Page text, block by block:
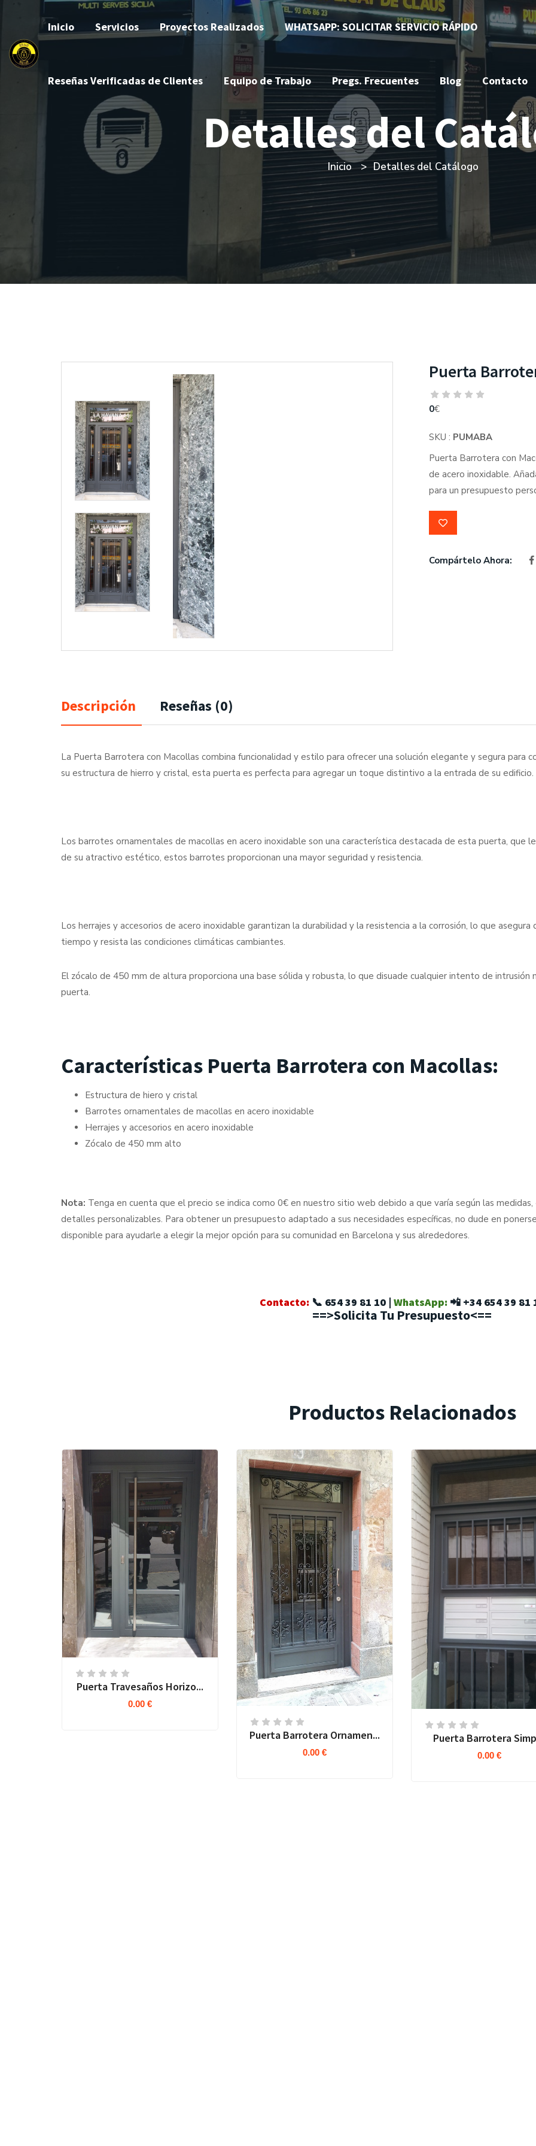
Inicio Servicios Proyectos Realizados WHATSAPP: SOLICITAR SERVICIO RÁPIDO
Reseñas Verificadas de Clientes Equipo de Trabajo Pregs. Frecuentes Blog Contacto
Detalles del
Inicio Detalles del Catálogo
Puerta
0€
SKU : PUMABA
Puerta Barrotera con
de acero inoxidable.
para un presupuesto
Compártelo Ahora:
Descripción Reseñas (0)
La Puerta Barrotera con Macollas combina funcionalidad y estilo para ofrecer una solución elegante y segura para
su estructura de hierro y cristal, esta puerta es perfecta para agregar un toque distintivo a la entrada de su edificio.
Los barrotes ornamentales de macollas en acero inoxidable son una característica destacada de esta puerta, que
de su atractivo estético, estos barrotes proporcionan una mayor seguridad y resistencia.
Los herrajes y accesorios de acero inoxidable garantizan la durabilidad y la resistencia a la corrosión, lo que
tiempo y resista las condiciones climáticas cambiantes.
El zócalo de 450 mm de altura proporciona una base sólida y robusta, lo que disuade cualquier intento de
puerta.
Características Puerta Barrotera con Macollas:
Estructura de hiero y cristal
Barrotes ornamentales de macollas en acero inoxidable
Herrajes y accesorios en acero inoxidable
Zócalo de 450 mm alto
Nota: Tenga en cuenta que el precio se indica como 0€ en nuestro sitio web debido a que varía según las
detalles personalizables. Para obtener un presupuesto adaptado a sus necesidades específicas, no dude en
disponible para ayudarle a elegir la mejor opción para su comunidad en Barcelona y sus alrededores.
Contacto: 📞 654 39 81 10| WhatsApp: 📲 +34 654 39 81
==>Solicita Tu Presupuesto<==
Productos Relacionados
Puerta Travesaños Horizo...
0.00 €
Puerta Barrotera Ornamen...
0.00 €
Puerta Barrotera
0.00 €